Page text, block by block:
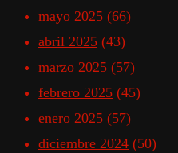
mayo 2025 (66)
abril 2025 (43)
marzo 2025 (57)
febrero 2025 (45)
enero 2025 (57)
diciembre 2024 (50)